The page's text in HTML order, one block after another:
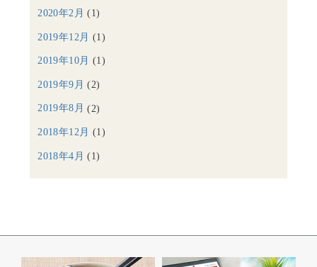
2020年2月 (1)
2019年12月 (1)
2019年10月 (1)
2019年9月 (2)
2019年8月 (2)
2018年12月 (1)
2018年4月 (1)